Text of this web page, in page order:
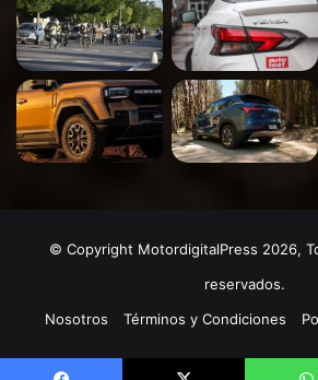
© Copyright MotordigitalPress 2026,
reservados.
Nosotros
Términos y Condiciones